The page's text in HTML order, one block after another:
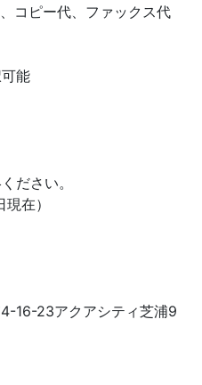
コピー代、ファックス代
能
ださい。
在）
16-23アクアシティ芝浦9